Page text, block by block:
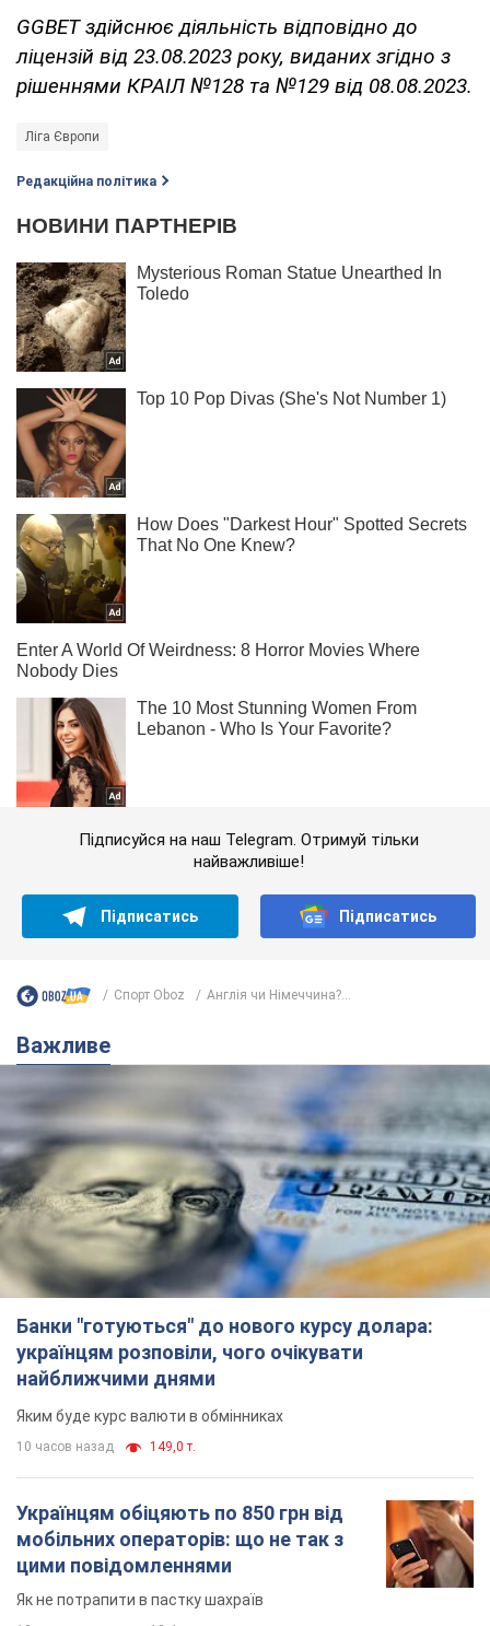
GGBET здійснює діяльність відповідно до
ліцензій від 23.08.2023 року, виданих згідно з
рішеннями КРАІЛ №128 та №129 від 08.08.2023.
Ліга Європи
Редакційна політика
Підписуйся на наш Telegram. Отримуй тільки
найважливіше!
Підписатись Підписатись
Спорт Oboz Англія чи Німеччина?...
Важливе
Банки "готуються" до нового курсу долара:
українцям розповіли, чого очікувати
найближчими днями
Яким буде курс валюти в обмінниках
10 часов назад 149,0 т.
Українцям обіцяють по 850 грн від
мобільних операторів: що не так з
цими повідомленнями
Як не потрапити в пастку шахраїв